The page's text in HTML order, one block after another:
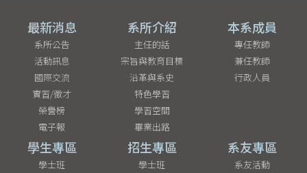
最新消息
系所公告
活動訊息
國際交流
實習/徵才
榮譽榜
電子報
系所介紹
主任的話
宗旨與教育目標
沿革與系史
特色學習
學習空間
畢業出路
本系成員
專任教師
兼任教師
行政人員
學生專區
學士班
招生專區
學士班
系友專區
系友活動